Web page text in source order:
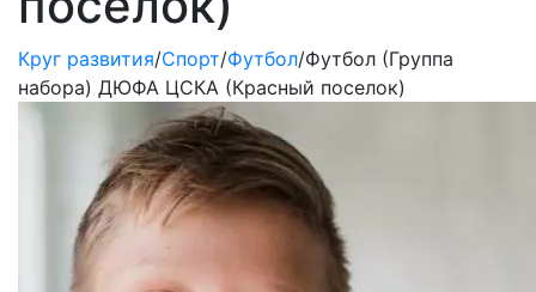
Круг развития/Спорт/Футбол/Футбол (Группа
набора) ДЮФА ЦСКА (Красный поселок)